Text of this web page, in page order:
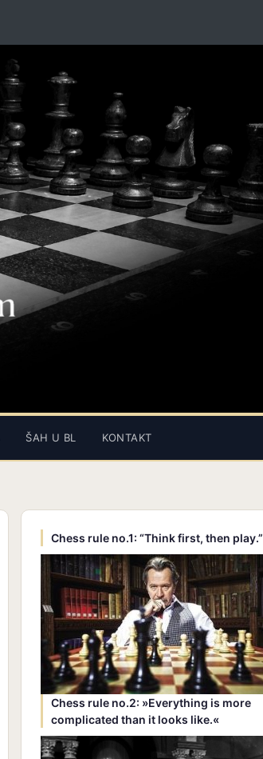
ŠAH U BL KONTAKT
Chess rule no.1: “Think first, then play.”
Chess rule no.2: »Everything is more
complicated than it looks like.«